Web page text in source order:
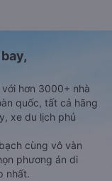
hơn 3000+ nhà
quốc, tất cả hãng
xe du lịch phủ
cùng vô vàn
phương án di
nhất.